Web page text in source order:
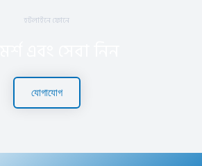
হটলাইনে ফোনে
যোগাযোগ